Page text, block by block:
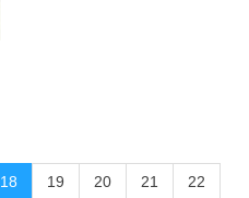
18 19 20 21 22